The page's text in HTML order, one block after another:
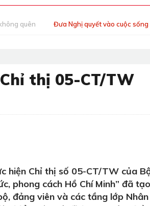
quên Đưa Nghị quyết vào cuộc sống
thị 05-CT/TW
hiện Chỉ thị số 05-CT/TW của
phong cách Hồ Chí Minh” đã
đảng viên và các tầng lớp